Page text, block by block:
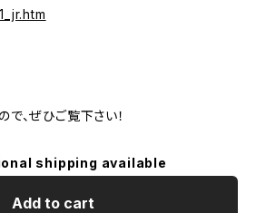
、ぜひご覧下さい！
shipping available
Add to cart